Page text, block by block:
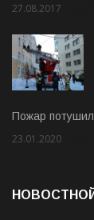
27.08.2017
Пожар
23.01.2020